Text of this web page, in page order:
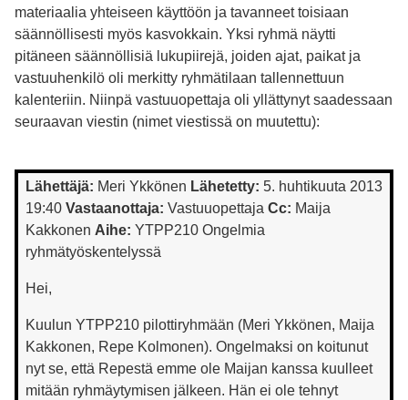
materiaalia yhteiseen käyttöön ja tavanneet toisiaan
säännöllisesti myös kasvokkain. Yksi ryhmä näytti
pitäneen säännöllisiä lukupiirejä, joiden ajat, paikat ja
vastuuhenkilö oli merkitty ryhmätilaan tallennettuun
kalenteriin. Niinpä vastuuopettaja oli yllättynyt saadessaan
seuraavan viestin (nimet viestissä on muutettu):
Lähettäjä: Meri Ykkönen Lähetetty: 5. huhtikuuta 2013
19:40 Vastaanottaja: Vastuuopettaja Cc: Maija
Kakkonen Aihe: YTPP210 Ongelmia
ryhmätyöskentelyssä
Hei,
Kuulun YTPP210 pilottiryhmään (Meri Ykkönen, Maija
Kakkonen, Repe Kolmonen). Ongelmaksi on koitunut
nyt se, että Repestä emme ole Maijan kanssa kuulleet
mitään ryhmäytymisen jälkeen. Hän ei ole tehnyt